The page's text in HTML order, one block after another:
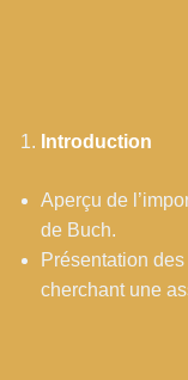
Introduction
Aperçu de
de Buch.
Présentation
cherchant une